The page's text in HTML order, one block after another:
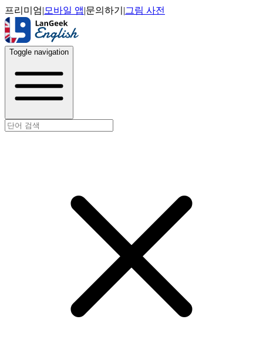
프리미엄| 모바일 앱|문의하기 |그림 사전
Toggle navigation